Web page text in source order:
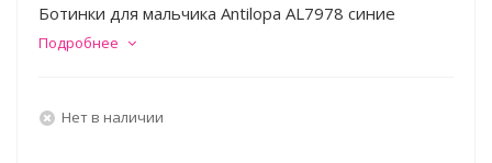
Ботинки для мальчика Antilopa AL7978 синие
Подробнее
Нет в наличии